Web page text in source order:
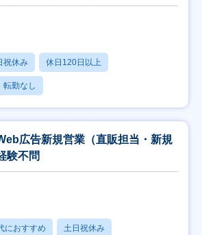
祝休み 休日120日以上
転勤なし
広告新規営業（直販担当・新規
験不問
におすすめ 土日祝休み